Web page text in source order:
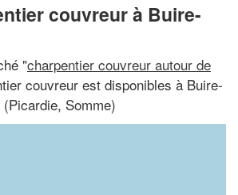
couvreur à Buire-
"charpentier couvreur autour de
couvreur est disponibles à Buire-
Somme)